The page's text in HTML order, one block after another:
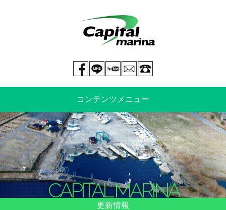
mail
You tube
LINE@
Facebook page
コンテンツメニュー
中古艇情報 新艇情報
船のご売却 整備・特殊艤装
船舶保険 マリーナ情報・料金表
CAPITAL MARINA
更新情報